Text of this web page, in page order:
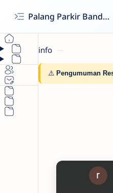
Palang Parkir Bandung- Cashless untuk Perumahan & Gedung | MSM Parking
info
⚠️ Pengumuman